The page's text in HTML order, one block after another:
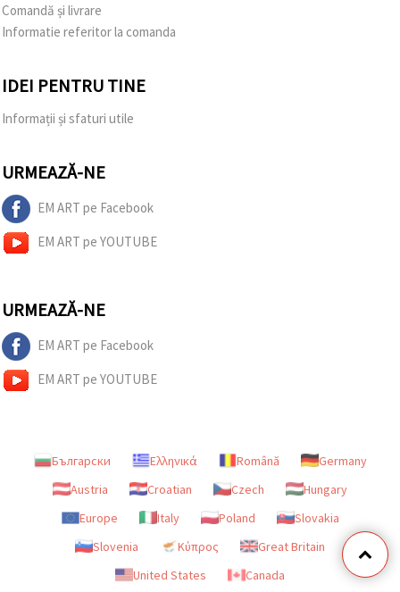
Comandă și livrare
Informatie referitor la comanda
IDEI PENTRU TINE
Informații și sfaturi utile
URMEAZĂ-NE
EM ART pe Facebook
EM ART pe YOUTUBE
URMEAZĂ-NE
EM ART pe Facebook
EM ART pe YOUTUBE
Български Ελληνικά Română
Germany
Austria
Croatian Czech
Hungary
Europe
Italy Poland
Slovakia
Slovenia
Κύπρος
Great Britain
United States
Canada